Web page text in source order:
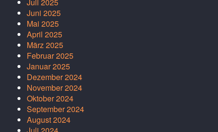
Juli 2025
Juni 2025
Mai 2025
April 2025
März 2025
Februar 2025
Januar 2025
Dezember 2024
November 2024
Oktober 2024
September 2024
August 2024